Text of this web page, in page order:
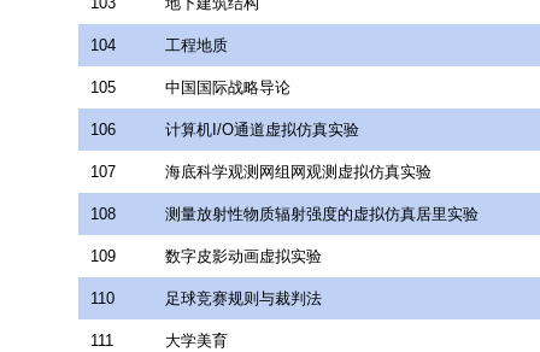
104 工程地质
105 中国国际战略导论
106 计算机I/O通道虚拟仿真实验
107 海底科学观测网组网观测虚拟仿真实验
108 测量放射性物质辐射强度的虚拟仿真居里实验
109 数字皮影动画虚拟实验
110 足球竞赛规则与裁判法
111 大学美育